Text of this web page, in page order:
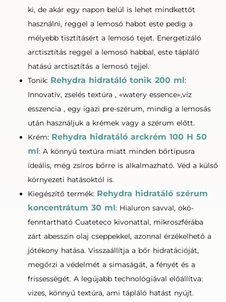
ki, de akár egy napon belül is lehet mindkettőt
használni, reggel a lemosó habot este pedig a
mélyebb tisztításért a lemosó tejet. Energetizáló
arctisztítás reggel a lemosó habbal, este tápláló
hatású arctisztítás a lemosó tejjel.
Tonik: Rehydra hidratáló tonik 200 ml:
Innovatív, zselés textúra , «watery essence»,víz
esszencia , egy igazi pre-szérum, mindig a lemosás
után használjuk a krémek vagy a szérum előtt.
Krém: Rehydra hidratáló arckrém 100 H 50
ml: A könnyű textúra miatt minden bőrtípusra
ideális, még zsíros bőrre is alkalmazható. Véd a külső
környezeti hatásoktól is.
Kiegészítő termék: Rehydra hidratáló szérum
koncentrátum 30 ml: Hialuron savval, okö-
fenntartható Cuateteco kivonattal, mikroszférába
zárt abesszin olaj cseppekkel, azonnal érzékelhető a
jótékony hatása. Visszaállítja a bőr hidratációját,
megőrzi a védelmét a simaságát, a fényét és a
frissességét. A legújabb technológiával előállítva:
vizes, könnyű textúra, ami tápláló hatást nyújt.